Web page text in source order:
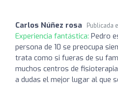
Carlos Núñez rosa Publicada
Experiencia fantástica: Pedro
persona de 10 se preocupa
trata como si fueras de su
muchos centros de
a dudas el mejor lugar al que